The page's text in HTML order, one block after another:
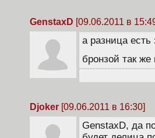
GenstaxD [09.06.2011 в
а разница
бронзой так
Djoker [09.06.2011 в 16:30]
GenstaxD, да